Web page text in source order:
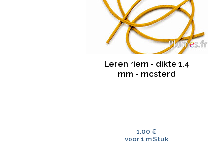
Leren riem - dikte 1.4
mm - mosterd
1.00 €
voor 1 m Stuk